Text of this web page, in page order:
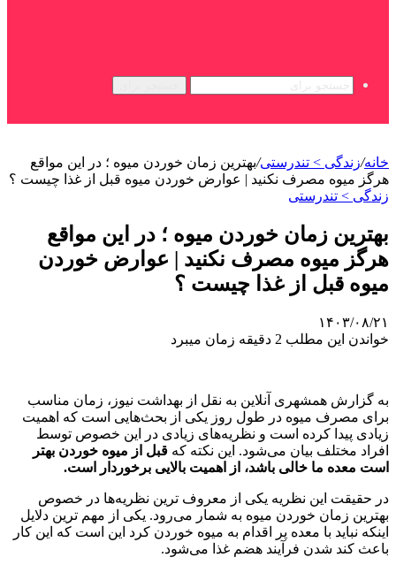
خانه/زندگی > تندرستی/بهترین زمان خوردن میوه ؛ در این مواقع
هرگز میوه مصرف نکنید | عوارض خوردن میوه قبل از غذا چیست ؟
زندگی > تندرستی
بهترین زمان خوردن میوه ؛ در این مواقع
هرگز میوه مصرف نکنید | عوارض خوردن
میوه قبل از غذا چیست ؟
۱۴۰۳/۰۸/۲۱
خواندن این مطلب 2 دقیقه زمان میبرد
به گزارش همشهری آنلاین به نقل از بهداشت نیوز، زمان مناسب
برای مصرف میوه در طول روز یکی از بحث‌هایی است که اهمیت
زیادی پیدا کرده است و نظریه‌های زیادی در این خصوص توسط
افراد مختلف بیان می‌شود. این نکته که قبل از میوه خوردن بهتر
است معده ما خالی باشد، از اهمیت بالایی برخوردار است.
در حقیقت این نظریه یکی از معروف ترین نظریه‌ها در خصوص
بهترین زمان خوردن میوه به شمار می‌رود. یکی از مهم ترین دلایل
اینکه نباید با معده پر اقدام به میوه خوردن کرد این است که این کار
باعث کند شدن فرآیند هضم غذا می‌شود.